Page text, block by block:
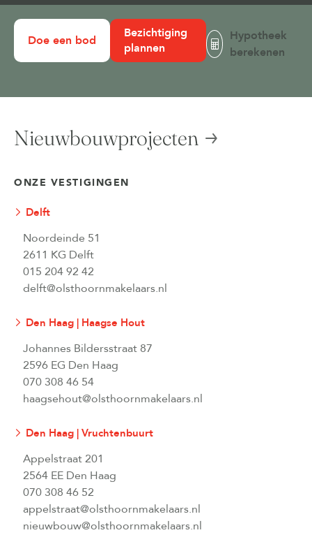
Doe een bod
Bezichtiging
plannen
Hypotheek
berekenen
Nieuwbouwprojecten
ONZE VESTIGINGEN
Delft
Noordeinde 51
2611 KG Delft
015 204 92 42
delft@olsthoornmakelaars.nl
Den Haag | Haagse Hout
Johannes Bildersstraat 87
2596 EG Den Haag
070 308 46 54
haagsehout@olsthoornmakelaars.nl
Den Haag | Vruchtenbuurt
Appelstraat 201
2564 EE Den Haag
070 308 46 52
appelstraat@olsthoornmakelaars.nl
nieuwbouw@olsthoornmakelaars.nl